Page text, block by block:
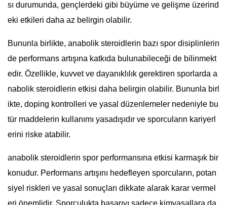
sı durumunda, gençlerdeki gibi büyüme ve gelişme üzerind
eki etkileri daha az belirgin olabilir.
Bununla birlikte, anabolik steroidlerin bazı spor disiplinlerin
de performans artışına katkıda bulunabileceği de bilinmekt
edir. Özellikle, kuvvet ve dayanıklılık gerektiren sporlarda a
nabolik steroidlerin etkisi daha belirgin olabilir. Bununla birl
ikte, doping kontrolleri ve yasal düzenlemeler nedeniyle bu
tür maddelerin kullanımı yasadışıdır ve sporcuların kariyerl
erini riske atabilir.
anabolik steroidlerin spor performansına etkisi karmaşık bir
konudur. Performans artışını hedefleyen sporcuların, potan
siyel riskleri ve yasal sonuçları dikkate alarak karar vermel
eri önemlidir. Sporculukta başarıyı sadece kimyasallara da